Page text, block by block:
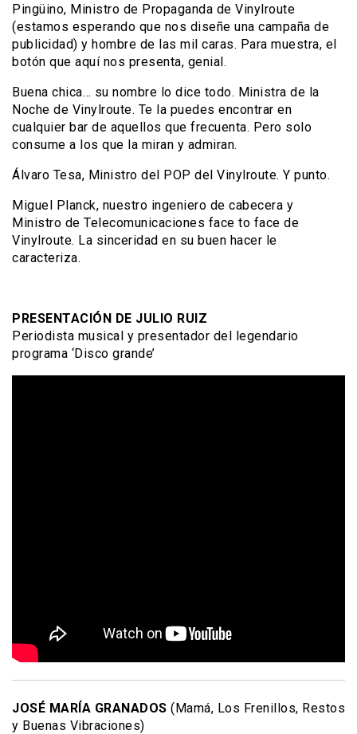
Pingüino, Ministro de Propaganda de Vinylroute
(estamos esperando que nos diseñe una campaña de
publicidad) y hombre de las mil caras. Para muestra, el
botón que aquí nos presenta, genial.
Buena chica… su nombre lo dice todo. Ministra de la
Noche de Vinylroute. Te la puedes encontrar en
cualquier bar de aquellos que frecuenta. Pero solo
consume a los que la miran y admiran.
Álvaro Tesa, Ministro del POP del Vinylroute. Y punto.
Miguel Planck, nuestro ingeniero de cabecera y
Ministro de Telecomunicaciones face to face de
Vinylroute. La sinceridad en su buen hacer le
caracteriza.
PRESENTACIÓN DE JULIO RUIZ
Periodista musical y presentador del legendario
programa ‘Disco grande’
JOSÉ MARÍA GRANADOS (Mamá, Los Frenillos, Restos
y Buenas Vibraciones)